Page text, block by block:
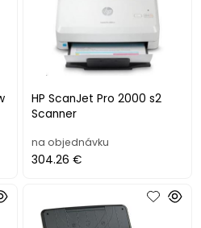
HP ScanJet Pro 2000 s2
Scanner
na objednávku
304.26 €